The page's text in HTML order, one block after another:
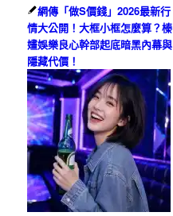
網傳「做S價錢」2026最新行
情大公開！大框小框怎麼算？榛
嫿娛樂良心幹部起底暗黑內幕與
隱藏代價！